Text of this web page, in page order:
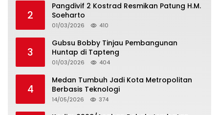
2
Pangdivif 2 Kostrad Resmikan Patung H.M.
Soeharto
01/03/2026 410
3
Gubsu Bobby Tinjau Pembangunan
Huntap di Tapteng
01/03/2026 404
4
Medan Tumbuh Jadi Kota Metropolitan
Berbasis Teknologi
14/05/2026 374